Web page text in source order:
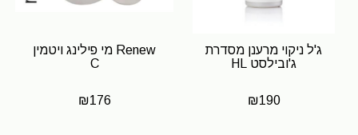
ג'ל ניקוי מרענן מסדרת
ג'ובילסט HL
₪190
Renew מי פילינג ויטמין
C
₪176